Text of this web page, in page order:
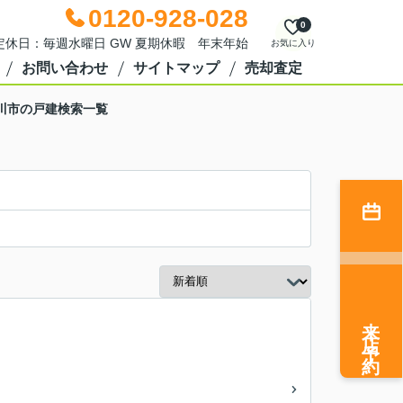
0120-928-028
日：毎週水曜日 GW 夏期休暇 年末年始 お気に入り
0
お問い合わせ サイトマップ 売却査定
市の戸建検索一覧
来店予約